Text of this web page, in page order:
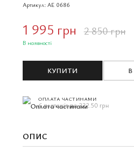
Артикул: AE 0686
1 995 грн 2 850 грн
В наявності
КУПИТИ
ОПЛАТА ЧАСТИНАМИ
6 платежів по 332.50 грн
ОПИС